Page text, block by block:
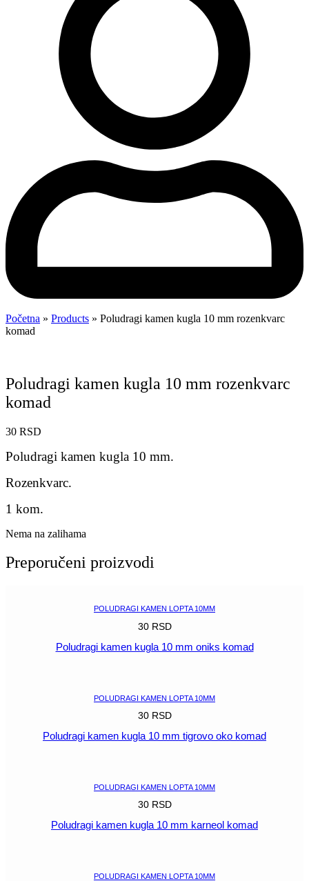
Početna » Products » Poludragi kamen kugla 10 mm rozenkvarc
komad
Poludragi kamen kugla 10 mm rozenkvarc
komad
30 RSD
Poludragi kamen kugla 10 mm.
Rozenkvarc.
1 kom.
Nema na zalihama
Preporučeni proizvodi
POLUDRAGI KAMEN LOPTA 10MM
30 RSD
Poludragi kamen kugla 10 mm oniks komad
POLUDRAGI KAMEN LOPTA 10MM
30 RSD
Poludragi kamen kugla 10 mm tigrovo oko komad
POLUDRAGI KAMEN LOPTA 10MM
30 RSD
Poludragi kamen kugla 10 mm karneol komad
POLUDRAGI KAMEN LOPTA 10MM